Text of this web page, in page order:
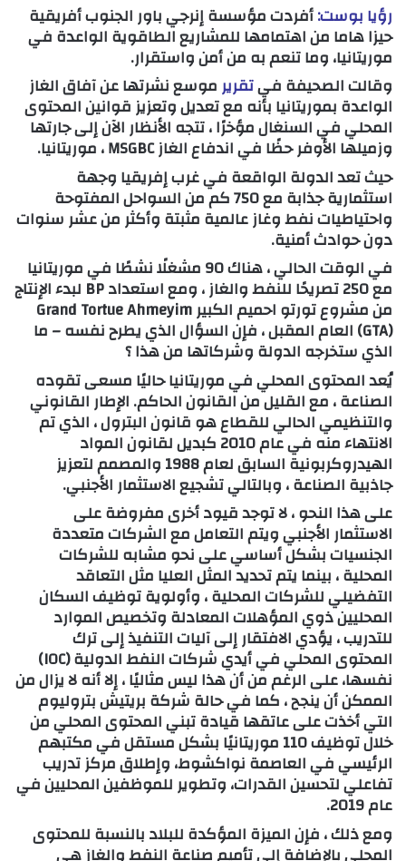
رؤيا بوست:أفردت مؤسسة إنرجي باور الجنوب أفريقية
حيزا هاما من اهتمامها للمشاريع الطاقوية الواعدة في
موريتانيا، وما تنعم به من أمن واستقرار.
وقالت الصحيفة فيتقريرموسع نشرتها عن آفاق الغاز
الواعدة بموريتانيا بأنه مع تعديل وتعزيز قوانين المحتوى
المحلي في السنغال مؤخرًا ، تتجه الأنظار الآن إلى جارتها
وزميلها الأوفر حظًا في اندفاع الغاز MSGBC ، موريتانيا.
حيث تعد الدولة الواقعة في غرب إفريقيا وجهة
استثمارية جذابة مع 750 كم من السواحل المفتوحة
واحتياطيات نفط وغاز عالمية مثبتة وأكثر من عشر سنوات
دون حوادث أمنية.
في الوقت الحالي ، هناك 90 مشغلًا نشطًا في موريتانيا
مع 250 تصريحًا للنفط والغاز ، ومع استعداد BP لبدء الإنتاج
من مشروع تورتو احميم الكبير Grand Tortue Ahmeyim
(GTA) العام المقبل ، فإن السؤال الذي يطرح نفسه – ما
الذي ستخرجه الدولة وشركاتها من هذا ؟
يُعد المحتوى المحلي في موريتانيا حاليًا مسعى تقوده
الصناعة ، مع القليل من القانون الحاكم. الإطار القانوني
والتنظيمي الحالي للقطاع هو قانون البترول ، الذي تم
الانتهاء منه في عام 2010 كبديل لقانون المواد
الهيدروكربونية السابق لعام 1988 والمصمم لتعزيز
جاذبية الصناعة ، وبالتالي تشجيع الاستثمار الأجنبي.
على هذا النحو ، لا توجد قيود أخرى مفروضة على
الاستثمار الأجنبي ويتم التعامل مع الشركات متعددة
الجنسيات بشكل أساسي على نحو مشابه للشركات
المحلية ، بينما يتم تحديد المثل العليا مثل التعاقد
التفضيلي للشركات المحلية ، وأولوية توظيف السكان
المحليين ذوي المؤهلات المعادلة وتخصيص الموارد
للتدريب ، يؤدي الافتقار إلى آليات التنفيذ إلى ترك
المحتوى المحلي في أيدي شركات النفط الدولية (IOC)
نفسها، على الرغم من أن هذا ليس مثاليًا ، إلا أنه لا يزال من
الممكن أن ينجح ، كما في حالة شركة بريتيش بتروليوم
التي أخذت على عاتقها قيادة تبني المحتوى المحلي من
خلال توظيف 110 موريتانيًا بشكل مستقل في مكتبهم
الرئيسي في العاصمة نواكشوط، وإطلاق مركز تدريب
تفاعلي لتحسين القدرات، وتطوير للموظفين المحليين في
عام 2019.
ومع ذلك ، فإن الميزة المؤكدة للبلاد بالنسبة للمحتوى
المحلي بالإضافة إلى تأميم صناعة النفط والغاز هي